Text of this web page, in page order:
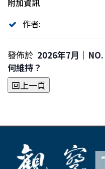
附加資訊
作者:
發佈於 2026年7月｜
何維持？